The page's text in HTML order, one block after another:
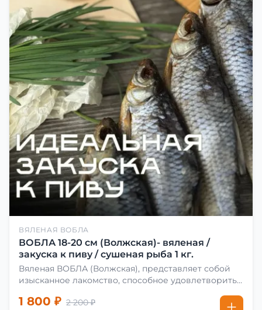
ВЯЛЕНАЯ ВОБЛА
ВОБЛА 18-20 см (Волжская)- вяленая /
закуска к пиву / сушеная рыба 1 кг.
Вяленая ВОБЛА (Волжская), представляет собой
изысканное лакомство, способное удовлетворить
сделать вяленую воблу, её сначала хорошо солят.
1 800 ₽ 2 200 ₽